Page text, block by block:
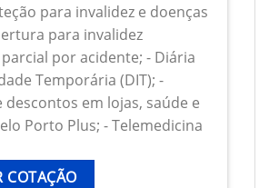
para invalidez e doenças
para invalidez
por acidente; - Diária
Temporária (DIT); -
descontos em lojas, saúde e
Porto Plus; - Telemedicina
COTAÇÃO